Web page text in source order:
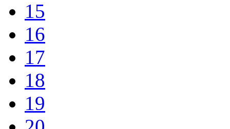
15
16
17
18
19